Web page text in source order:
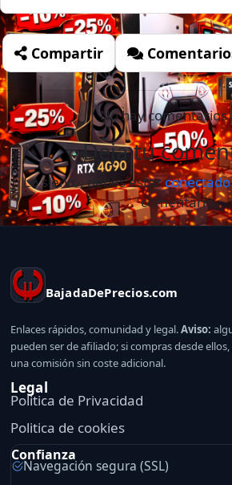
Compartir
No hay comentarios
Deja tu
Lo siento, debes estarconectado
comentario.
BajadaDePrecios.com
Enlaces rápidos, comunidad y legal.Aviso:
pueden ser de afiliado; si compras desde
una comisión sin coste adicional.
Legal
Politica de Privacidad
Politica de cookies
Confianza
Navegación segura (SSL)